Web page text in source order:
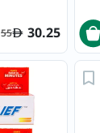
30.25
55